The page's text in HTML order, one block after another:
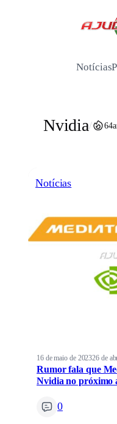
Notícias
Nvidia/ 64
Notícias
16 de maio de 202326 de
Rumor fala que
Nvidia no próximo
0